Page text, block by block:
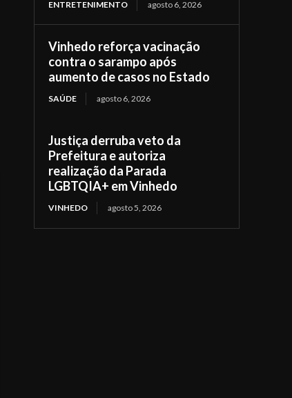
ENTRETENIMENTO agosto 6, 2026
Vinhedo reforça vacinação
contra o sarampo após
aumento de casos no Estado
SAÚDE agosto 6, 2026
Justiça derruba veto da
Prefeitura e autoriza
realização da Parada
LGBTQIA+ em Vinhedo
VINHEDO agosto 5, 2026